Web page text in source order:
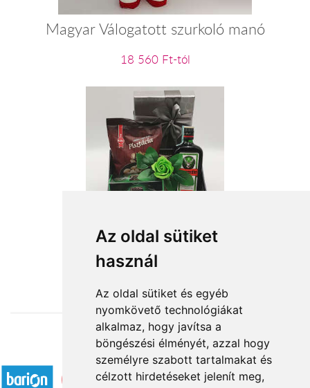
Az oldal sütiket
használ
Az oldal sütiket és egyéb
nyomkövető technológiákat
alkalmaz, hogy javítsa a
böngészési élményét, azzal hogy
személyre szabott tartalmakat és
célzott hirdetéseket jelenít meg,
Magyar Válogatott szurkoló manó
18 560 Ft-tól
Zöld varázslat
21 600 Ft-tól
Elfogadott fizetési módok